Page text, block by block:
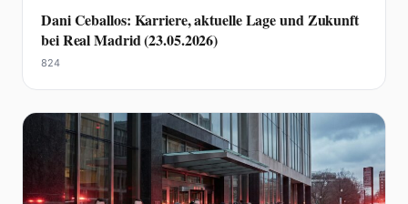
Dani Ceballos: Karriere, aktuelle Lage und Zukunft
bei Real Madrid (23.05.2026)
824